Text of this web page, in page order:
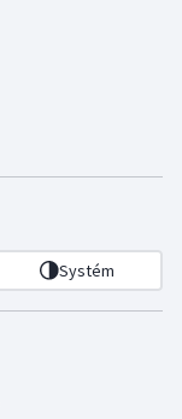
Systém